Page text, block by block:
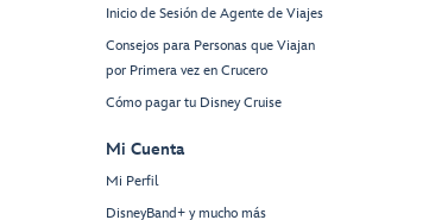
Inicio de Sesión de Agente de Viajes
Consejos para Personas que Viajan
por Primera vez en Crucero
Cómo pagar tu Disney Cruise
Mi Cuenta
Mi Perfil
DisneyBand+ y mucho más